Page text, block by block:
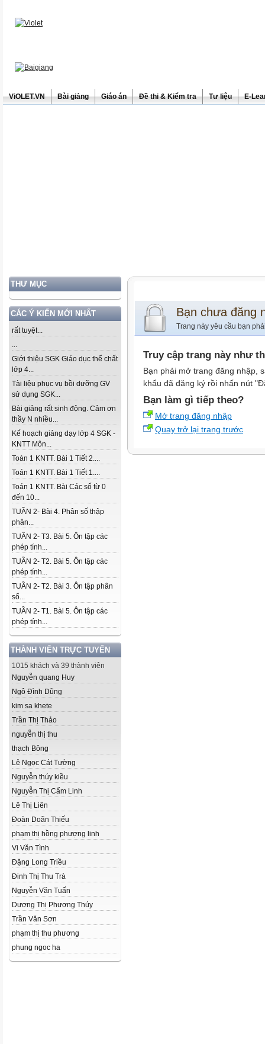
ViOLET.VN Bài giảng Giáo án Đề thi & Kiểm tra Tư liệu E-
THƯ MỤC
CÁC Ý KIẾN MỚI NHẤT
rất tuyệt...
...
Giới thiệu SGK Giáo dục thể chất
lớp 4...
Tài liệu phục vụ bồi dưỡng GV
sử dụng SGK...
Bài giảng rất sinh động. Cảm ơn
thầy N nhiều...
Kế hoạch giảng dạy lớp 4 SGK -
KNTT Môn...
Toán 1 KNTT. Bài 1 Tiết 2....
Toán 1 KNTT. Bài 1 Tiết 1....
Toán 1 KNTT. Bài Các số từ 0
đến 10...
TUẦN 2- Bài 4. Phân số thập
phân...
TUẦN 2- T3. Bài 5. Ôn tập các
phép tính...
TUẦN 2- T2. Bài 5. Ôn tập các
phép tính...
TUẦN 2- T2. Bài 3. Ôn tập phân
số...
TUẦN 2- T1. Bài 5. Ôn tập các
phép tính...
THÀNH VIÊN TRỰC TUYẾN
1015 khách và 39 thành viên
Nguyễn quang Huy
Ngô Đình Dũng
kim sa khete
Trần Thị Thảo
nguyễn thị thu
thạch Bông
Lê Ngọc Cát Tường
Nguyễn thúy kiều
Nguyễn Thị Cẩm Linh
Lê Thị Liên
Đoàn Doãn Thiếu
phạm thị hồng phượng linh
Vi Văn Tình
Đặng Long Triều
Đinh Thị Thu Trà
Nguyễn Văn Tuấn
Dương Thị Phương Thúy
Trần Văn Sơn
phạm thị thu phương
phung ngoc ha
Bạn chưa đăng
Trang này yêu cầu bạn
Truy cập trang này như
Bạn phải mở trang đăng nhập,
khẩu đã đăng ký rồi nhấn nút
Bạn làm gì tiếp theo?
Mở trang đăng nhập
Quay trở lại trang trước